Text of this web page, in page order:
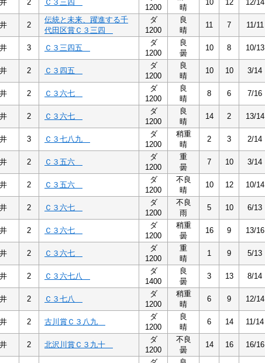
2 Ｃ３三四
1200
晴
10 12 12/14
2
伝統と未来、躍進する千
代田区賞Ｃ３三四
ダ
1200
良
晴
11 7 11/11
3 Ｃ３三四五
ダ
1200
良
曇
10 8 10/13
2 Ｃ３四五
ダ
1200
良
晴
10 10 3/14
2 Ｃ３六七
ダ
1200
良
晴
8 6 7/16
2 Ｃ３六七
ダ
1200
良
晴
14 2 13/14
3 Ｃ３七八九
ダ
1200
稍重
晴
2 3 2/14
2 Ｃ３五六
ダ
1200
重
曇
7 10 3/14
2 Ｃ３五六
ダ
1200
不良
晴
10 12 10/14
2 Ｃ３六七
ダ
1200
不良
雨
5 10 6/13
2 Ｃ３六七
ダ
1200
稍重
曇
16 9 13/16
2 Ｃ３六七
ダ
1200
重
晴
1 9 5/13
2 Ｃ３六七八
ダ
1400
良
曇
3 13 8/14
2 Ｃ３七八
ダ
1200
稍重
晴
6 9 12/14
2 古川賞Ｃ３八九
ダ
1200
良
晴
6 14 11/14
2 北沢川賞Ｃ３九十
ダ
1200
不良
曇
14 16 16/16